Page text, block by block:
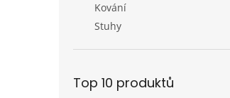
Kování
Stuhy
Top 10 produktů